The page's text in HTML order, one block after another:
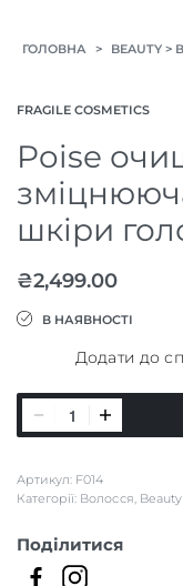
ГОЛОВНА > BEAUTY >
FRAGILE COSMETICS
Poise
шкіри
₴2,499.00
В НАЯВНОСТІ
Додати до
очищаюча
зміцнююча
для
шкіри
Артикул: F014
Категорії: Волосся, Beauty
Поділитися